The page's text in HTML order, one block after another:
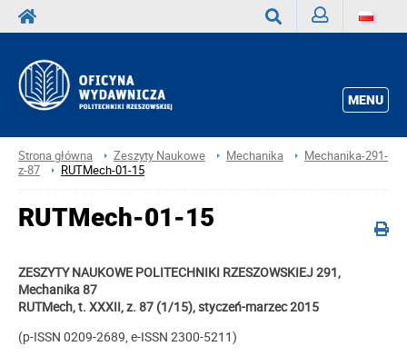
MENU
Strona główna Zeszyty Naukowe Mechanika
Mechanika-291-
z-87
RUTMech-01-15
RUTMech-01-15
ZESZYTY NAUKOWE POLITECHNIKI RZESZOWSKIEJ 291,
Mechanika 87
RUTMech, t. XXXII, z. 87 (1/15), styczeń-marzec 2015
(p-ISSN 0209-2689, e-ISSN 2300-5211)